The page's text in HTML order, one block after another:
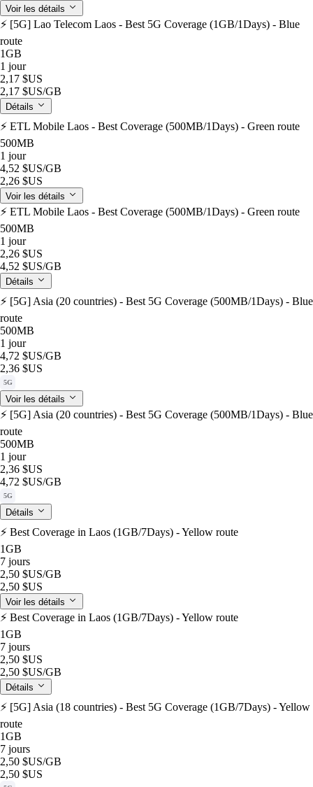
Voir les détails
⚡️ [5G] Lao Telecom Laos - Best 5G Coverage (1GB/1Days) - Blue
route
1GB
1 jour
2,17 $US
2,17 $US/GB
Détails
⚡️ ETL Mobile Laos - Best Coverage (500MB/1Days) - Green route
500MB
1 jour
4,52 $US/GB
2,26 $US
Voir les détails
⚡️ ETL Mobile Laos - Best Coverage (500MB/1Days) - Green route
500MB
1 jour
2,26 $US
4,52 $US/GB
Détails
⚡️ [5G] Asia (20 countries) - Best 5G Coverage (500MB/1Days) - Blue
route
500MB
1 jour
4,72 $US/GB
2,36 $US
5G
Voir les détails
⚡️ [5G] Asia (20 countries) - Best 5G Coverage (500MB/1Days) - Blue
route
500MB
1 jour
2,36 $US
4,72 $US/GB
5G
Détails
⚡️ Best Coverage in Laos (1GB/7Days) - Yellow route
1GB
7 jours
2,50 $US/GB
2,50 $US
Voir les détails
⚡️ Best Coverage in Laos (1GB/7Days) - Yellow route
1GB
7 jours
2,50 $US
2,50 $US/GB
Détails
⚡️ [5G] Asia (18 countries) - Best 5G Coverage (1GB/7Days) - Yellow
route
1GB
7 jours
2,50 $US/GB
2,50 $US